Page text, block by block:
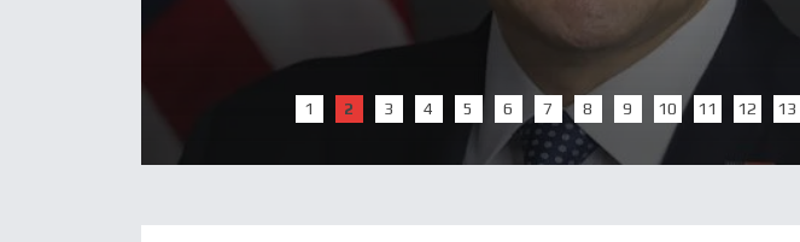
1 2 3 4 5 6 7 8 9 10 11 12 13